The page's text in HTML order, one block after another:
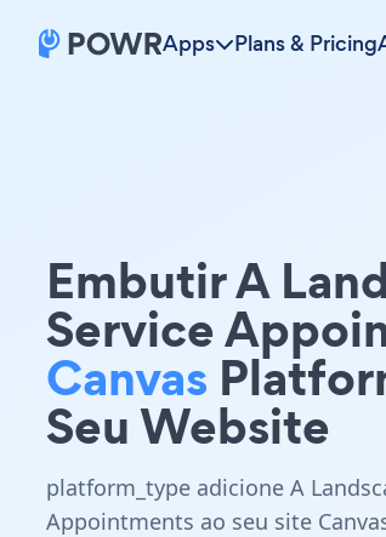
Apps Plans & Pricing
Embutir A
Service
Canvas
Seu Website
platform_type adicione A
Appointments ao seu site